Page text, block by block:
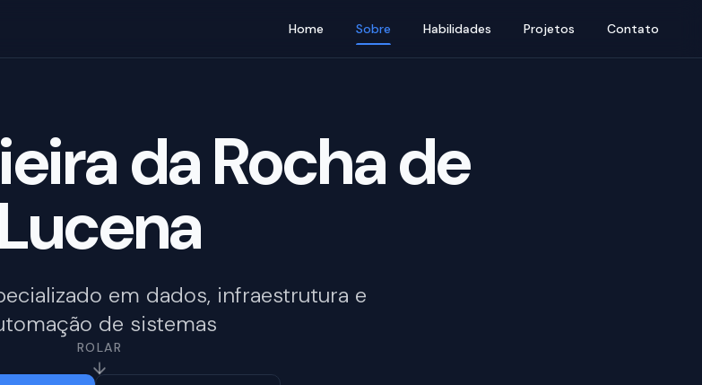
Home Sobre Habilidades Projetos Contato
da Rocha de
Lucena
em dados, infraestrutura e
de sistemas
ROLAR